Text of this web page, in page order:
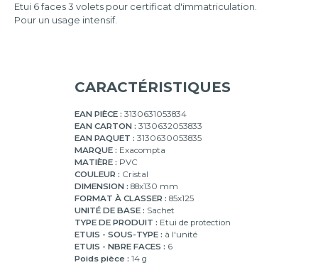
Etui 6 faces 3 volets pour certificat d'immatriculation.
Pour un usage intensif.
CARACTÉRISTIQUES
EAN PIÈCE : 3130631053834
EAN CARTON : 3130632053833
EAN PAQUET : 3130630053835
MARQUE : Exacompta
MATIÈRE : PVC
COULEUR : Cristal
DIMENSION : 88x130 mm
FORMAT À CLASSER : 85x125
UNITÉ DE BASE : Sachet
TYPE DE PRODUIT : Etui de protection
ETUIS - SOUS-TYPE : à l'unité
ETUIS - NBRE FACES : 6
Poids pièce : 14 g